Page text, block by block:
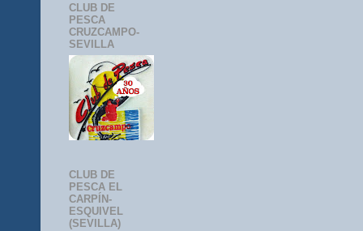
CLUB DE
PESCA
CRUZCAMPO-
SEVILLA
CLUB DE
PESCA EL
CARPÍN-
ESQUIVEL
(SEVILLA)